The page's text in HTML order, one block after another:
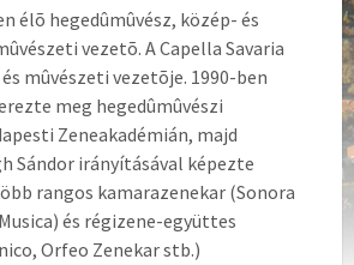
élõ hegedûmûvész, közép- és
vezetõ. A Capella Savaria
mûvészeti vezetõje. 1990-ben
meg hegedûmûvészi
Zeneakadémián, majd
Sándor irányításával képezte
rangos kamarazenekar (Sonora
és régizene-együttes
Orfeo Zenekar stb.)